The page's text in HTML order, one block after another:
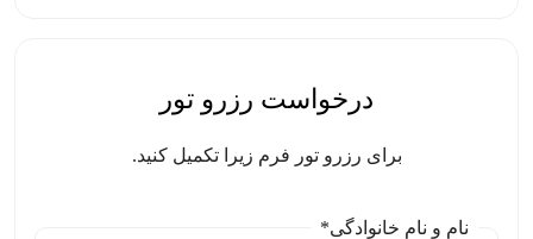
درخواست رزرو تور
برای رزرو تور فرم زیرا تکمیل کنید.
نام و نام خانوادگی*